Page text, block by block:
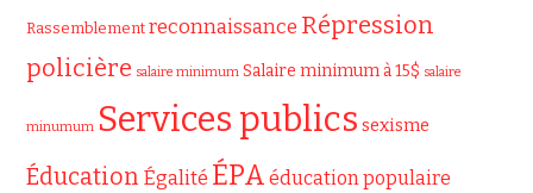
Rassemblement reconnaissance Répression
policière salaire minimum Salaire minimum à 15$ salaire
minumum Services publics sexisme
Éducation Égalité ÉPA éducation populaire